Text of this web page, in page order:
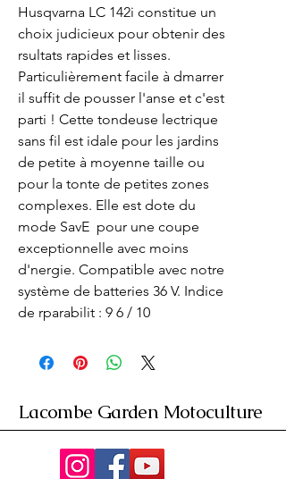
Husqvarna LC 142i constitue un
choix judicieux pour obtenir des
rsultats rapides et lisses.
Particulièrement facile à dmarrer
il suffit de pousser l'anse et c'est
parti ! Cette tondeuse lectrique
sans fil est idale pour les jardins
de petite à moyenne taille ou
pour la tonte de petites zones
complexes. Elle est dote du
mode SavE  pour une coupe
exceptionnelle avec moins
d'nergie. Compatible avec notre
système de batteries 36 V. Indice
de rparabilit : 9 6 / 10
Lacombe Garden Motoculture